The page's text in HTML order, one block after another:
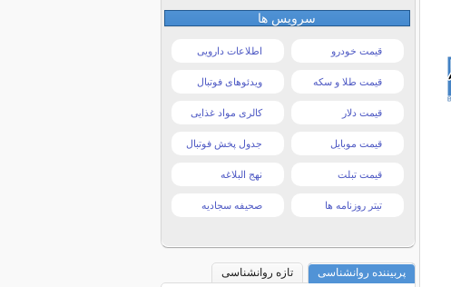
سرویس ها
قیمت خودرو اطلاعات دارویی
قیمت طلا و سکه ویدئوهای فوتبال
قیمت دلار کالری مواد غذایی
قیمت موبایل جدول پخش فوتبال
قیمت تبلت نهج البلاغه
تیتر روزنامه ها صحیفه سجادیه
پربیننده روانشناسی
تازه روانشناسی